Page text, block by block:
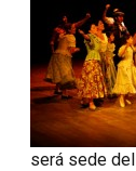
será sede del